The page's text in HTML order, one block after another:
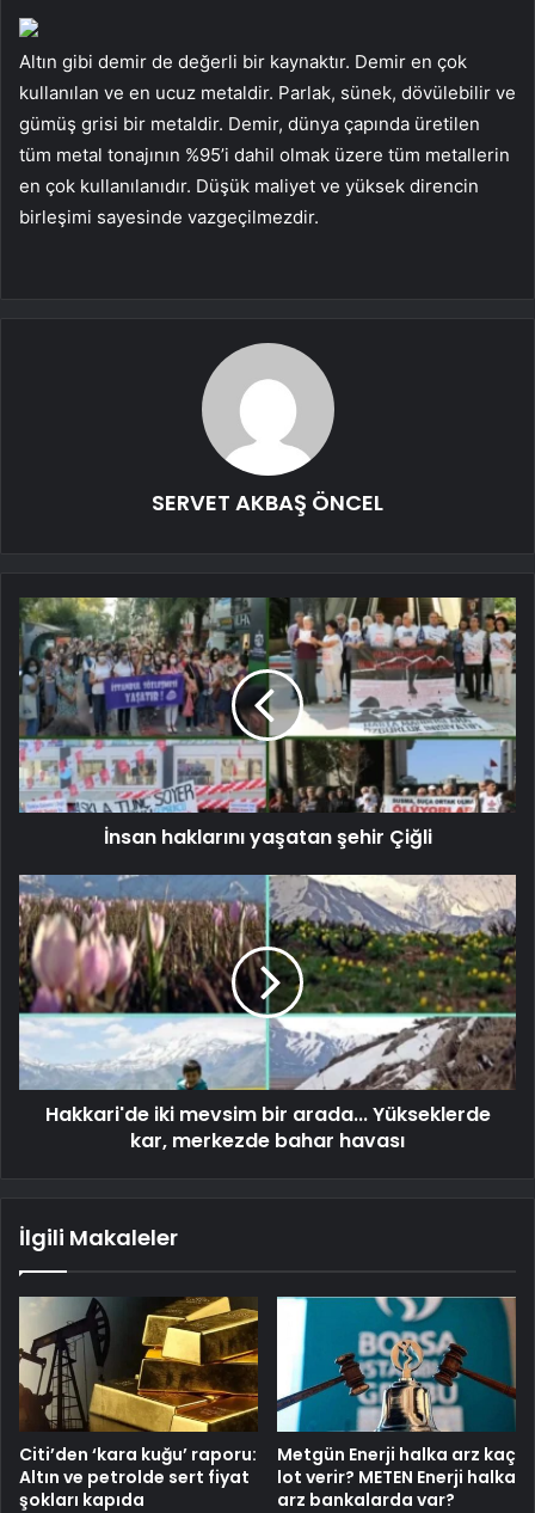
Altın gibi demir de değerli bir kaynaktır. Demir en çok
kullanılan ve en ucuz metaldir. Parlak, sünek, dövülebilir ve
gümüş grisi bir metaldir. Demir, dünya çapında üretilen
tüm metal tonajının %95’i dahil olmak üzere tüm metallerin
en çok kullanılanıdır. Düşük maliyet ve yüksek direncin
birleşimi sayesinde vazgeçilmezdir.
SERVET AKBAŞ ÖNCEL
İnsan haklarını yaşatan şehir Çiğli
Hakkari'de iki mevsim bir arada... Yükseklerde
kar, merkezde bahar havası
İlgili Makaleler
Citi’den ‘kara kuğu’ raporu:
Altın ve petrolde sert fiyat
şokları kapıda
Metgün Enerji halka arz kaç
lot verir? METEN Enerji halka
arz bankalarda var?